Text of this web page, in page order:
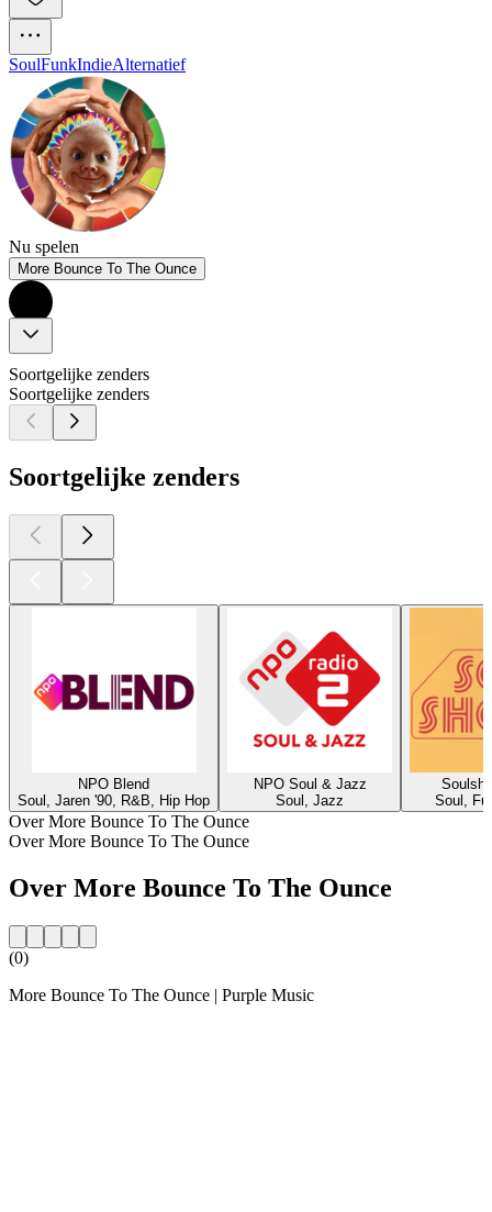
SoulFunkIndieAlternatief
Nu spelen
More Bounce To The Ounce
Soortgelijke zenders
Soortgelijke zenders
Soortgelijke zenders
NPO Blend
Soul, Jaren '90, R&B, Hip Hop
NPO Soul & Jazz
Soul, Jazz
Soul,
Over More Bounce To The Ounce
Over More Bounce To The Ounce
Over More Bounce To The Ounce
(0)
More Bounce To The Ounce | Purple Music